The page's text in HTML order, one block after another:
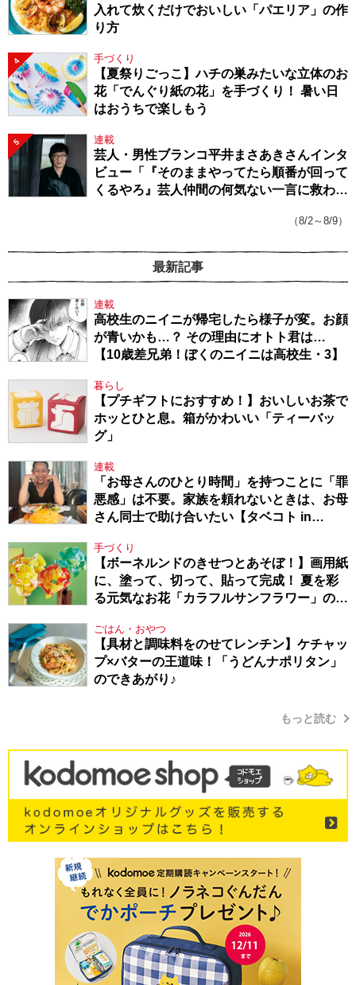
入れて炊くだけでおいしい「パエリア」の作
り方
4 手づくり
【夏祭りごっこ】ハチの巣みたいな立体のお
花「でんぐり紙の花」を手づくり！ 暑い日
はおうちで楽しもう
5 連載
芸人・男性ブランコ平井まさあきさんインタ
ビュー「『そのままやってたら順番が回って
くるやろ』芸人仲間の何気ない一言に救われ
（8/2～8/9）
最新記事
連載
高校生のニイニが帰宅したら様子が変。お顔
が青いかも…？ その理由にオトト君は…
【10歳差兄弟！ぼくのニイニは高校生・3】
暮らし
【プチギフトにおすすめ！】おいしいお茶で
ホッとひと息。箱がかわいい「ティーバッ
グ」
連載
「お母さんのひとり時間」を持つことに「罪
悪感」は不要。家族を頼れないときは、お母
さん同士で助け合いたい【タベコト in
手づくり
【ボーネルンドのきせつとあそぼ！】画用紙
に、塗って、切って、貼って完成！ 夏を彩
る元気なお花「カラフルサンフラワー」の作
ごはん・おやつ
【具材と調味料をのせてレンチン】ケチャッ
プ×バターの王道味！「うどんナポリタン」
のできあがり♪
もっと読む